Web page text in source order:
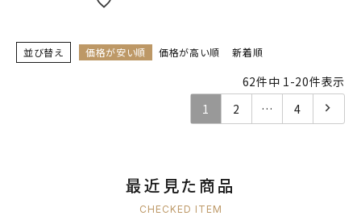
並び替え 価格が安い順 価格が高い順 新着順
62件中 1 -20件表示
1
2 … 4
最近見た商品
CHECKED ITEM